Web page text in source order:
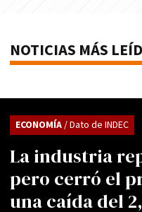
NOTICIAS MÁS
La industria
pero cerró el
una caída del
ECONOMÍA/ Dato de INDEC